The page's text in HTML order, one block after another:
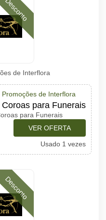
Desconto
de Interflora
de Interflora
Coroas para Funerais
para Funerais
VER OFERTA
Usado 1 vezes
Desconto